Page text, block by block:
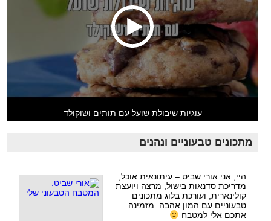
עוגיות שיבולת שועל עם תותים ושוקולד
מתכונים טבעוניים ונהנים
היי, אני אורי שביט – עיתונאית אוכל,
מדריכת סדנאות בישול, מרצה ויועצת
קולינארית, ועורכת בלוג מתכונים
טבעוניים עם המון אהבה. מזמינה
אתכם אלי למטבח